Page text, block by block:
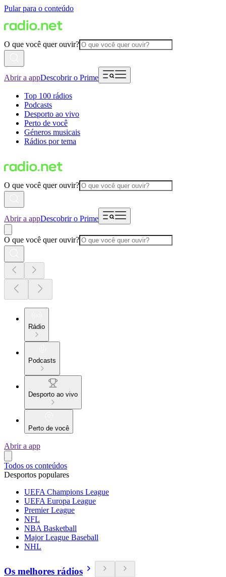
Pular para o conteúdo
O que você quer ouvir?
Abrir a appDescobrir o Prime
Top 100 rádios
Podcasts
Desporto ao vivo
Perto de você
Géneros musicais
Rádios por tema
O que você quer ouvir?
Abrir a appDescobrir o Prime
O que você quer ouvir?
Rádio
Podcasts
Desporto ao vivo
Perto de você
Abrir a app
Todos os conteúdos
Desportos populares
UEFA Champions League
UEFA Europa League
Premier League
NFL
NBA Basketball
Major League Baseball
NHL
Os melhores rádios